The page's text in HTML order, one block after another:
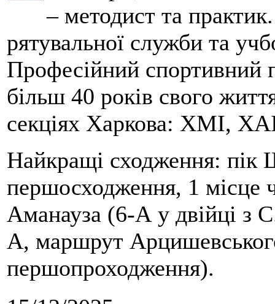
– методист та
рятувальної служби та
Професійний спортивний
більш 40 років свого
секціях Харкова: ХМІ,
Найкращі сходження: пік
першосходження, 1 місце
Аманауза (6-А у двійці з
А, маршрут
першопроходження).